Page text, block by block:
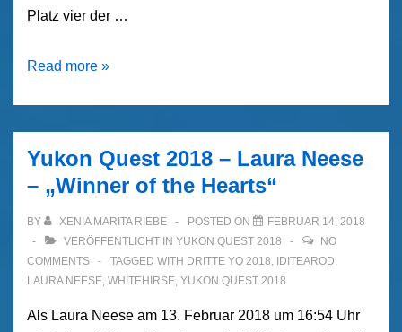
Platz vier der …
Yukon
Vebjorn
Aishana
Reitan
–
„Rookie
the
Read more »
Yukon Quest 2018 – Laura Neese
– „Winner of the Hearts“
BY XENIA MARITA RIEBE POSTED ON
FEBRUAR 14, 2018
VERÖFFENTLICHT IN YUKON QUEST 2018
NO
COMMENTS
TAGGED WITH DRITTE YQ 2018, IDITEAROD,
LAURA NEESE, WHITEHIRSE, YUKON QUEST 2018
Als Laura Neese am 13. Februar 2018 um 16:54 Uhr